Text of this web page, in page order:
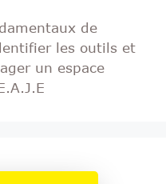
de
les outils et
un espace